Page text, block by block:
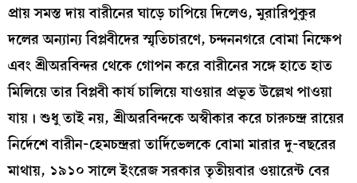
প্রায় সমস্ত দায় বারীনের ঘাড়ে চাপিয়ে দিলেও, মুরারিপুকুর
দলের অন্যান্য বিপ্লবীদের স্মৃতিচারণে, চন্দননগরে বোমা নিক্ষেপ
এবং শ্রীঅরবিন্দর থেকে গোপন করে বারীনের সঙ্গে হাতে হাত
মিলিয়ে তার বিপ্লবী কার্য চালিয়ে যাওয়ার প্রভূত উল্লেখ পাওয়া
যায়। শুধু তাই নয়, শ্রীঅরবিন্দকে অস্বীকার করে চারুচন্দ্র রায়ের
নির্দেশে বারীন-হেমচন্দ্ররা তার্দিভেলকে বোমা মারার দু-বছরের
মাথায়, ১৯১০ সালে ইংরেজ সরকার তৃতীয়বার ওয়ারেন্ট বের